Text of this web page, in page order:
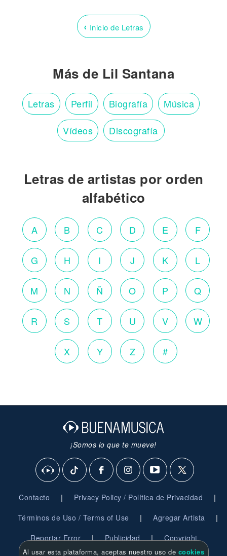
‹ Inicio de Letras
Más de Lil Santana
Letras Perfil Biografía Música
Vídeos Discografía
Letras de artistas por orden
alfabético
A B C D E F
G H I J K L
M N Ñ O P Q
R S T U V W
X Y Z #
¡Somos lo que te mueve!
Contacto | Privacy Policy / Política de Privacidad |
Términos de Uso / Terms of Use | Agregar Artista |
Reportar Error | Publicidad | Copyright
Al usar esta plataforma, aceptas nuestro uso de cookies